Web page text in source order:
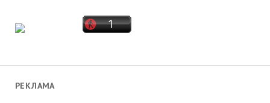
РЕКЛАМА